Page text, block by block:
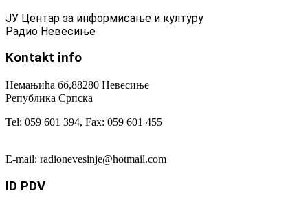
ЈУ Центар за информисање и културу
Радио Невесиње
Kontakt info
Немањића бб,88280 Невесиње
Република Српска
Tel: 059 601 394, Fax: 059 601 455
E-mail: radionevesinje@hotmail.com
ID PDV